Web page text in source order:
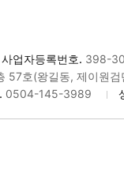
사업자등록번호. 398-
57호(왕길동, 제이원검
0504-145-3989